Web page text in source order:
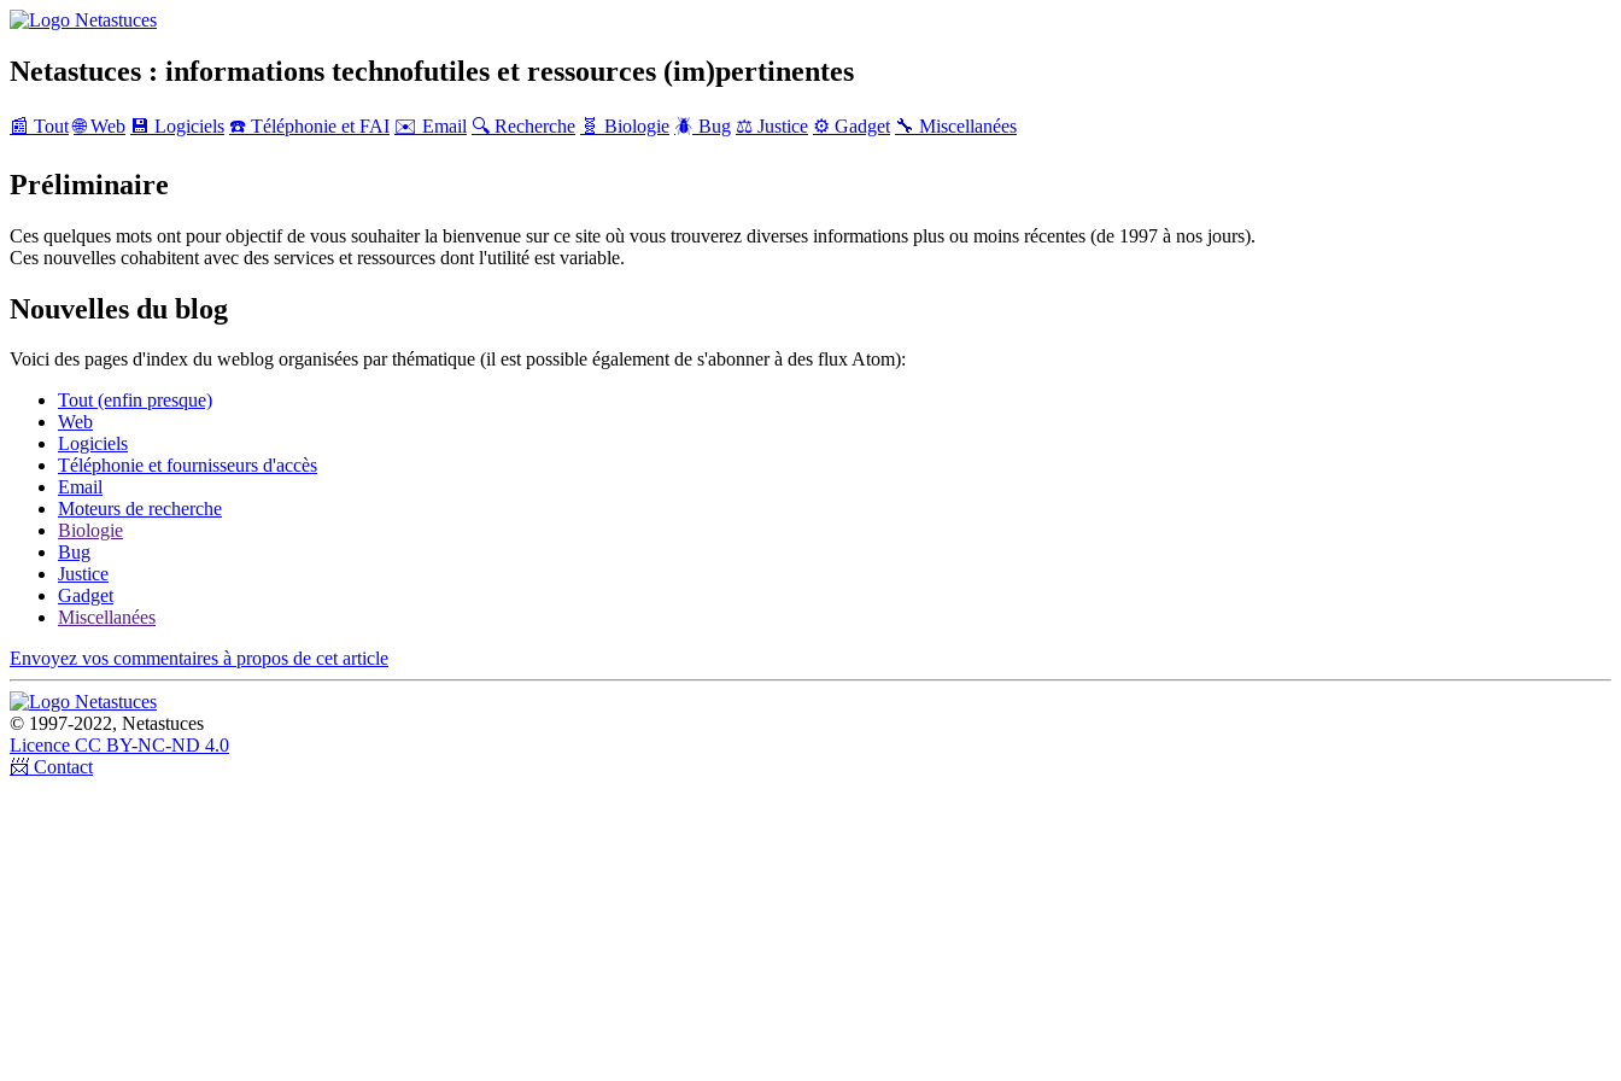
Netastuces : informations technofutiles et ressources (im)pertinentes
📰 Tout 🌐 Web 💾 Logiciels ☎️ Téléphonie et FAI ✉️ Email 🔍 Recherche 🧬 Biologie 🪲 Bug ⚖️ Justice ⚙️ Gadget 🔧 Miscellanées
Préliminaire
Ces quelques mots ont pour objectif de vous souhaiter la bienvenue sur ce site où vous trouverez diverses informations plus ou moins récentes (de 1997 à nos jours).
Ces nouvelles cohabitent avec des services et ressources dont l'utilité est variable.
Nouvelles du blog
Voici des pages d'index du weblog organisées par thématique (il est possible également de s'abonner à des flux Atom):
Tout (enfin presque)
Web
Logiciels
Téléphonie et fournisseurs d'accès
Email
Moteurs de recherche
Biologie
Bug
Justice
Gadget
Miscellanées
Envoyez vos commentaires à propos de cet article
© 1997-2022, Netastuces
Licence CC BY-NC-ND 4.0
📨 Contact